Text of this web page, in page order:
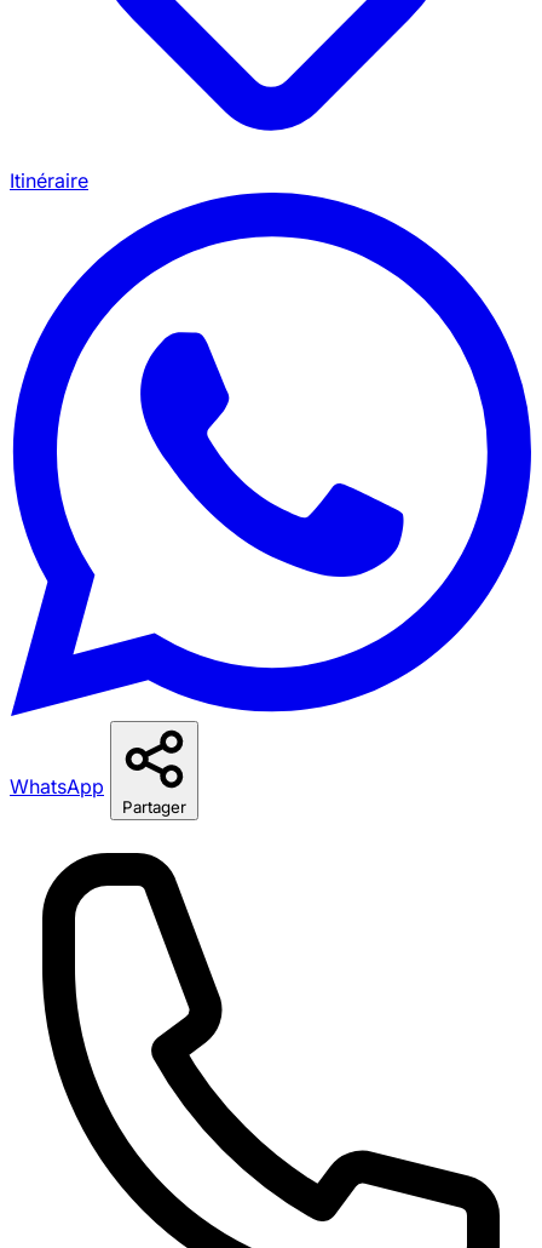
Itinéraire
WhatsApp
Partager